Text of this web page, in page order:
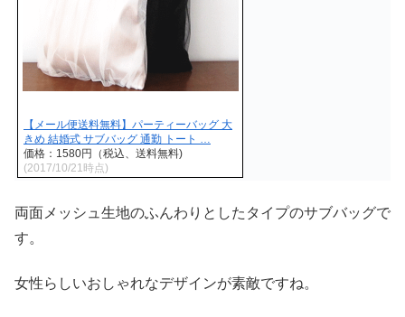
【メール便送料無料】パーティーバッグ 大
きめ 結婚式 サブバッグ 通勤 トート …
価格：1580円（税込、送料無料)
(2017/10/21時点)
両面メッシュ生地のふんわりとしたタイプのサブバッグで
す。
女性らしいおしゃれなデザインが素敵ですね。